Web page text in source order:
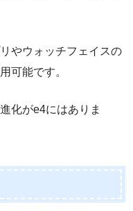
やウォッチフェイスの
可能です。
化がe4にはありま